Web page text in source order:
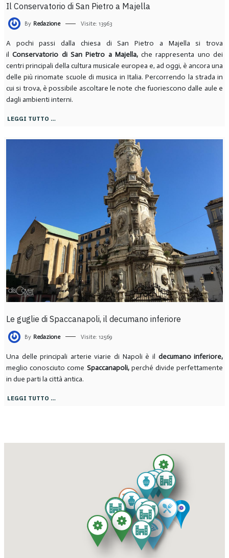
Il Conservatorio di San Pietro a Majella
By Redazione Visite: 13963
A pochi passi dalla chiesa di San Pietro a Majella si trova
ilConservatorio di San Pietro a Majella,che rappresenta uno dei
centri principali della cultura musicale europea e, ad oggi, è ancora una
delle più rinomate scuole di musica in Italia. Percorrendo la strada in
cui si trova, è possibile ascoltare le note che fuoriescono dalle aule e
dagli ambienti interni.
LEGGI TUTTO …
Le guglie di Spaccanapoli, il decumano inferiore
By Redazione Visite: 12569
Una delle principali arterie viarie di Napoli è il decumano inferiore,
meglio conosciuto come Spaccanapoli, perché divide perfettamente
in due parti la città antica.
LEGGI TUTTO …